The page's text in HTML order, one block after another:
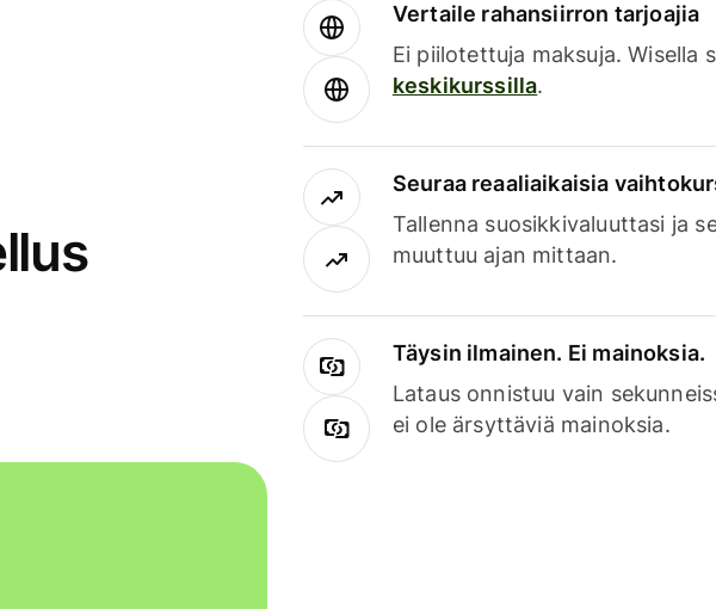
Vertaile rahansiirron tarjoajia
Ei piilotettuja maksuja. Wisella
keskikurssilla.
Seuraa reaaliaikaisia
Tallenna suosikkivaluuttasi ja
muuttuu ajan mittaan.
Täysin ilmainen. Ei mainoksia.
Lataus onnistuu vain
ei ole ärsyttäviä mainoksia.